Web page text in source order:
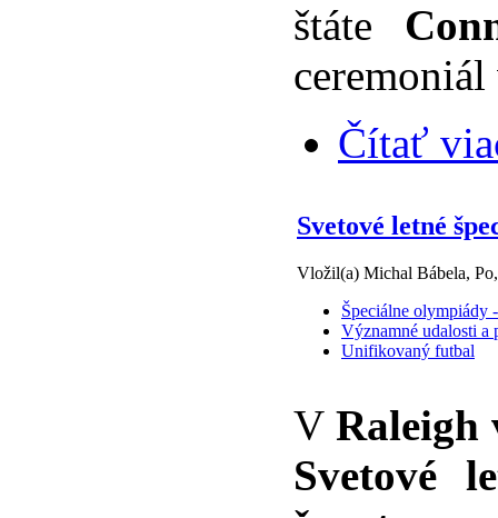
štáte
Čítať
Svetové letné
Vložil(a) Michal Bábela,
Špeciálne olympiády
Významné udalosti a
Unifikovaný futbal
V Raleigh
Svetové